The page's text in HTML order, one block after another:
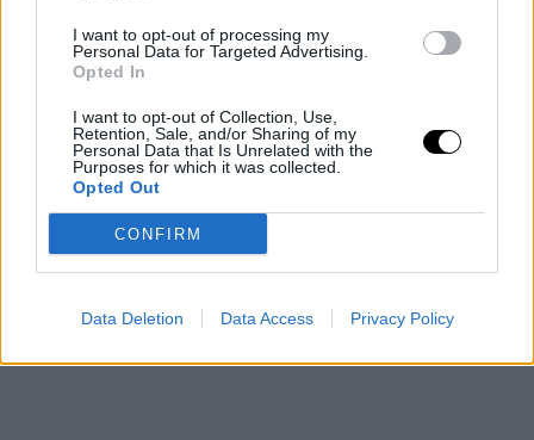
I want to opt-out of processing my
Personal Data for Targeted Advertising.
Opted In
I want to opt-out of Collection, Use,
Retention, Sale, and/or Sharing of my
Personal Data that Is Unrelated with the
Purposes for which it was collected.
Opted Out
CONFIRM
Data Deletion Data Access Privacy Policy